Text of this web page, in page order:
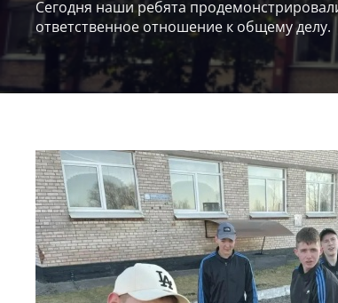
Сегодня наши ребята
ответственное отношение к общему делу.